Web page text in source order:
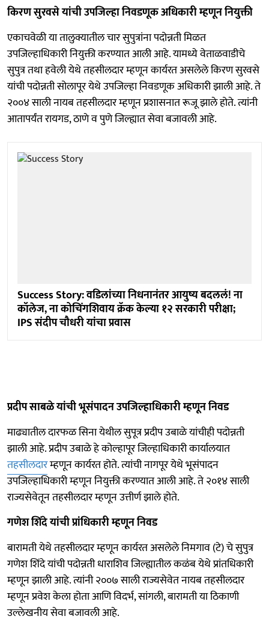
किरण सुरवसे यांची उपजिल्हा निवडणूक अधिकारी म्हणून नियुक्ती
एकाचवेळी या तालुक्यातील चार सुपुत्रांना पदोन्नती मिळत
उपजिल्हाधिकारी नियुक्ती करण्यात आली आहे. यामध्ये वेताळवाडीचे
सुपुत्र तथा हवेली येथे तहसीलदार म्हणून कार्यरत असलेले किरण सुरवसे
यांची पदोन्नती सोलापूर येथे उपजिल्हा निवडणूक अधिकारी झाली आहे. ते
२००४ साली नायब तहसीलदार म्हणून प्रशासनात रूजू झाले होते. त्यांनी
आतापर्यंत रायगड, ठाणे व पुणे जिल्ह्यात सेवा बजावली आहे.
Success Story: वडिलांच्या निधनानंतर आयुष्य बदललं! ना
कॉलेज, ना कोचिंगशिवाय क्रॅक केल्या १२ सरकारी परीक्षा;
IPS संदीप चौधरी यांचा प्रवास
प्रदीप साबळे यांची भूसंपादन उपजिल्हाधिकारी म्हणून निवड
माढ्यातील दारफळ सिना येथील सुपूत्र प्रदीप उबाळे यांचीही पदोन्नती
झाली आहे. प्रदीप उबाळे हे कोल्हापूर जिल्हाधिकारी कार्यालयात
तहसीलदारम्हणून कार्यरत होते. त्यांची नागपूर येथे भूसंपादन
उपजिल्हाधिकारी म्हणून नियुक्ती करण्यात आली आहे. ते २०१४ साली
राज्यसेवेतून तहसीलदार म्हणून उत्तीर्ण झाले होते.
गणेश शिंदे यांची प्रांधिकारी म्हणून निवड
बारामती येथे तहसीलदार म्हणून कार्यरत असलेले निमगाव (टे) चे सुपुत्र
गणेश शिंदे यांची पदोन्नती धाराशिव जिल्ह्यातील कळंब येथे प्रांतधिकारी
म्हणून झाली आहे. त्यांनी २००७ साली राज्यसेवेत नायब तहसीलदार
म्हणून प्रवेश केला होता आणि विदर्भ, सांगली, बारामती या ठिकाणी
उल्लेखनीय सेवा बजावली आहे.